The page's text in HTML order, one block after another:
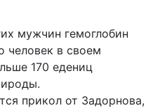
мужчин гемоглобин
человек в своем
170 едениц
прикол от Задорнова,